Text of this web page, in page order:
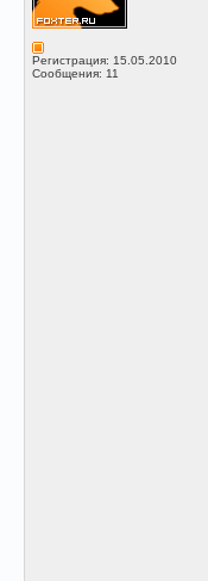
Регистрация: 15.05.2010
Сообщения: 11